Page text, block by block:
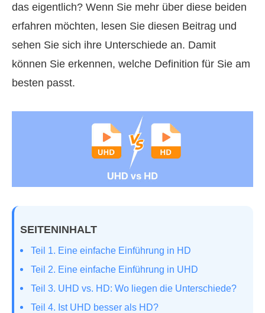
das eigentlich? Wenn Sie mehr über diese beiden
erfahren möchten, lesen Sie diesen Beitrag und
sehen Sie sich ihre Unterschiede an. Damit
können Sie erkennen, welche Definition für Sie am
besten passt.
SEITENINHALT
Teil 1. Eine einfache Einführung in HD
Teil 2. Eine einfache Einführung in UHD
Teil 3. UHD vs. HD: Wo liegen die Unterschiede?
Teil 4. Ist UHD besser als HD?